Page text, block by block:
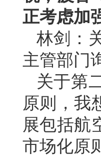
正考虑加
林剑：
主管部门
关于第
原则，我
展包括航
市场化原